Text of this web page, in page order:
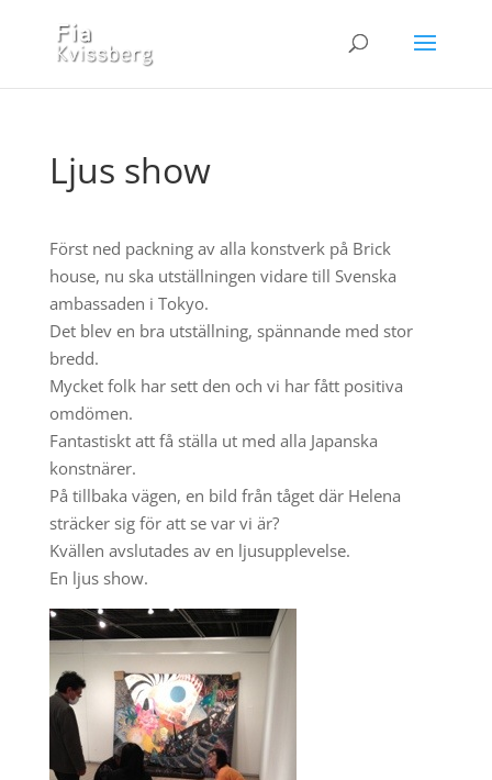
Ljus show
Först ned packning av alla konstverk på Brick
house, nu ska utställningen vidare till Svenska
ambassaden i Tokyo.
Det blev en bra utställning, spännande med stor
bredd.
Mycket folk har sett den och vi har fått positiva
omdömen.
Fantastiskt att få ställa ut med alla Japanska
konstnärer.
På tillbaka vägen, en bild från tåget där Helena
sträcker sig för att se var vi är?
Kvällen avslutades av en ljusupplevelse.
En ljus show.